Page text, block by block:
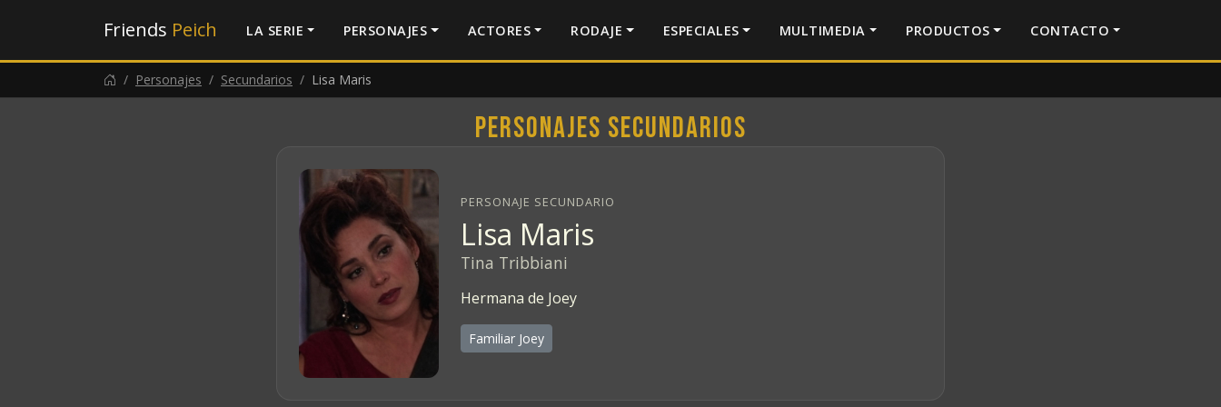
Friends Peich LA SERIE PERSONAJES ACTORES RODAJE ESPECIALES MULTIMEDIA PRODUCTOS CONTACTO
Personajes Secundarios Lisa Maris
Personajes secundarios
PERSONAJE SECUNDARIO
Lisa Maris
Tina Tribbiani
Hermana de Joey
Familiar Joey